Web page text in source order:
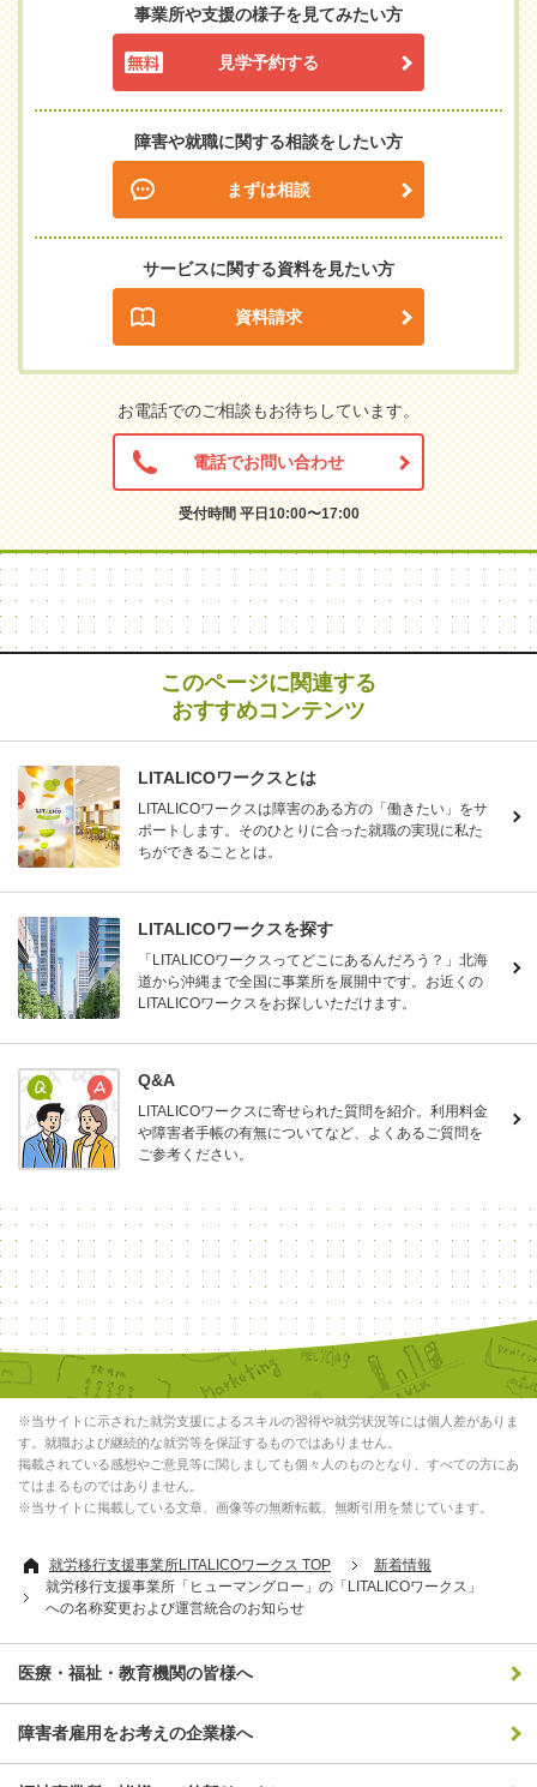
事業所や支援の様子を見てみたい方
見学予約する
障害や就職に関する相談をしたい方
まずは相談
サービスに関する資料を見たい方
資料請求
お電話でのご相談もお待ちしています。
電話でお問い合わせ
受付時間 平日10:00〜17:00
このページに関連する
おすすめコンテンツ
LITALICOワークスとは
LITALICOワークスは障害のある方の「働きたい」をサ
ポートします。そのひとりに合った就職の実現に私た
ちができることとは。
LITALICOワークスを探す
「LITALICOワークスってどこにあるんだろう？」北海
道から沖縄まで全国に事業所を展開中です。お近くの
LITALICOワークスをお探しいただけます。
Q&A
LITALICOワークスに寄せられた質問を紹介。利用料金
や障害者手帳の有無についてなど、よくあるご質問を
ご参考ください。
※当サイトに示された就労支援によるスキルの習得や就労状況等には個人差がありま
す。就職および継続的な就労等を保証するものではありません。
掲載されている感想やご意見等に関しましても個々人のものとなり、すべての方にあ
てはまるものではありません。
※当サイトに掲載している文章、画像等の無断転載、無断引用を禁じています。
就労移行支援事業所LITALICOワークス TOP
新着情報
就労移行支援事業所「ヒューマングロー」の「LITALICOワークス」
への名称変更および運営統合のお知らせ
医療・福祉・教育機関の皆様へ
障害者雇用をお考えの企業様へ